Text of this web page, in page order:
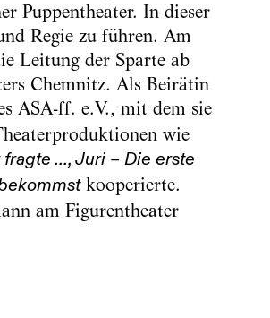
Puppentheater. In dieser
Regie zu führen. Am
Leitung der Sparte ab
Chemnitz. Als Beirätin
ASA-ff. e.V., mit dem sie
wie
..., Juri – Die erste
kooperierte.
am Figurentheater